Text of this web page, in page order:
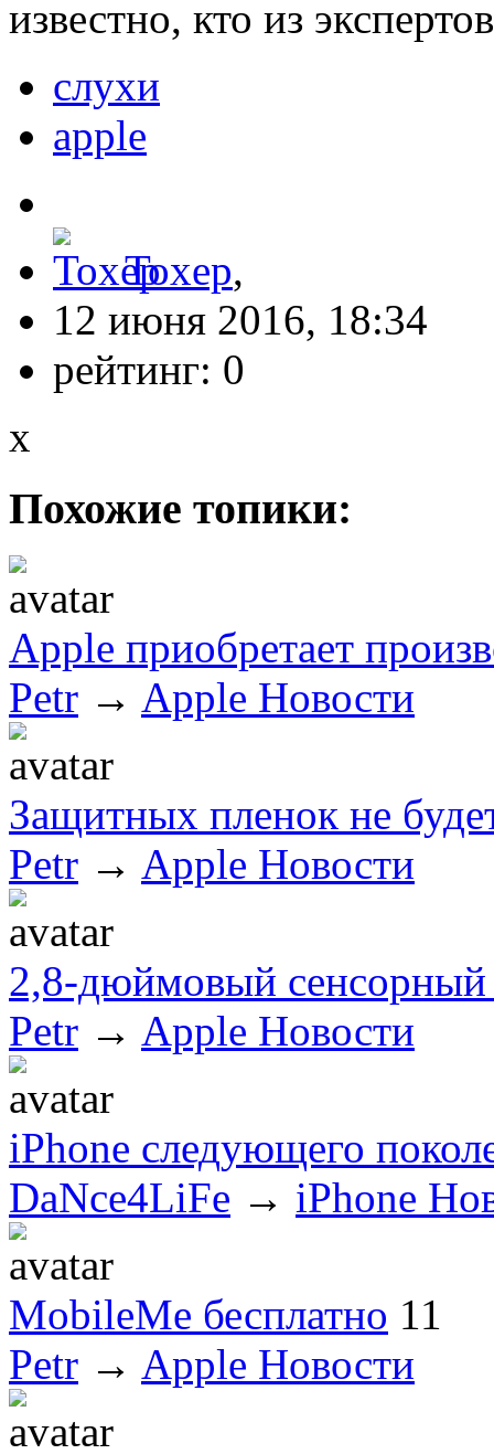
известно, кто из
слухи
apple
Toxep,
12 июня 2016, 18:34
рейтинг: 0
x
Похожие топики:
Apple приобретает
Petr → Apple Новости
Защитных пленок не
Petr → Apple Новости
2,8-дюймовый сенсорный
Petr → Apple Новости
iPhone следующего
DaNce4LiFe → iPhone
MobileMe бесплатно 11
Petr → Apple Новости